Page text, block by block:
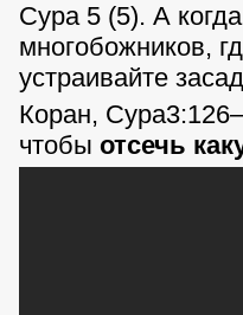
Сура 5 (5). А
многобожников,
устраивайте
Коран,
чтобы отсечь